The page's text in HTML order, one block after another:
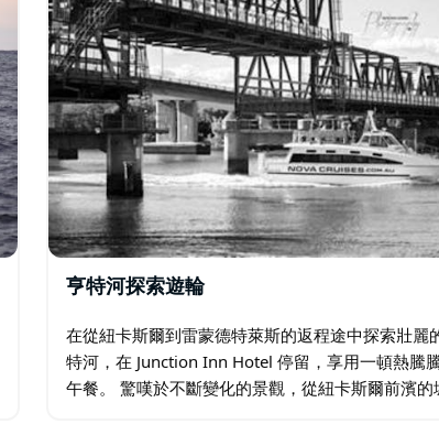
亨特河探索遊輪
在從紐卡斯爾到雷蒙德特萊斯的返程途中探索壯麗
特河，在 Junction Inn Hotel 停留，享用一頓熱騰
午餐。 驚嘆於不斷變化的景觀，從紐卡斯爾前濱的